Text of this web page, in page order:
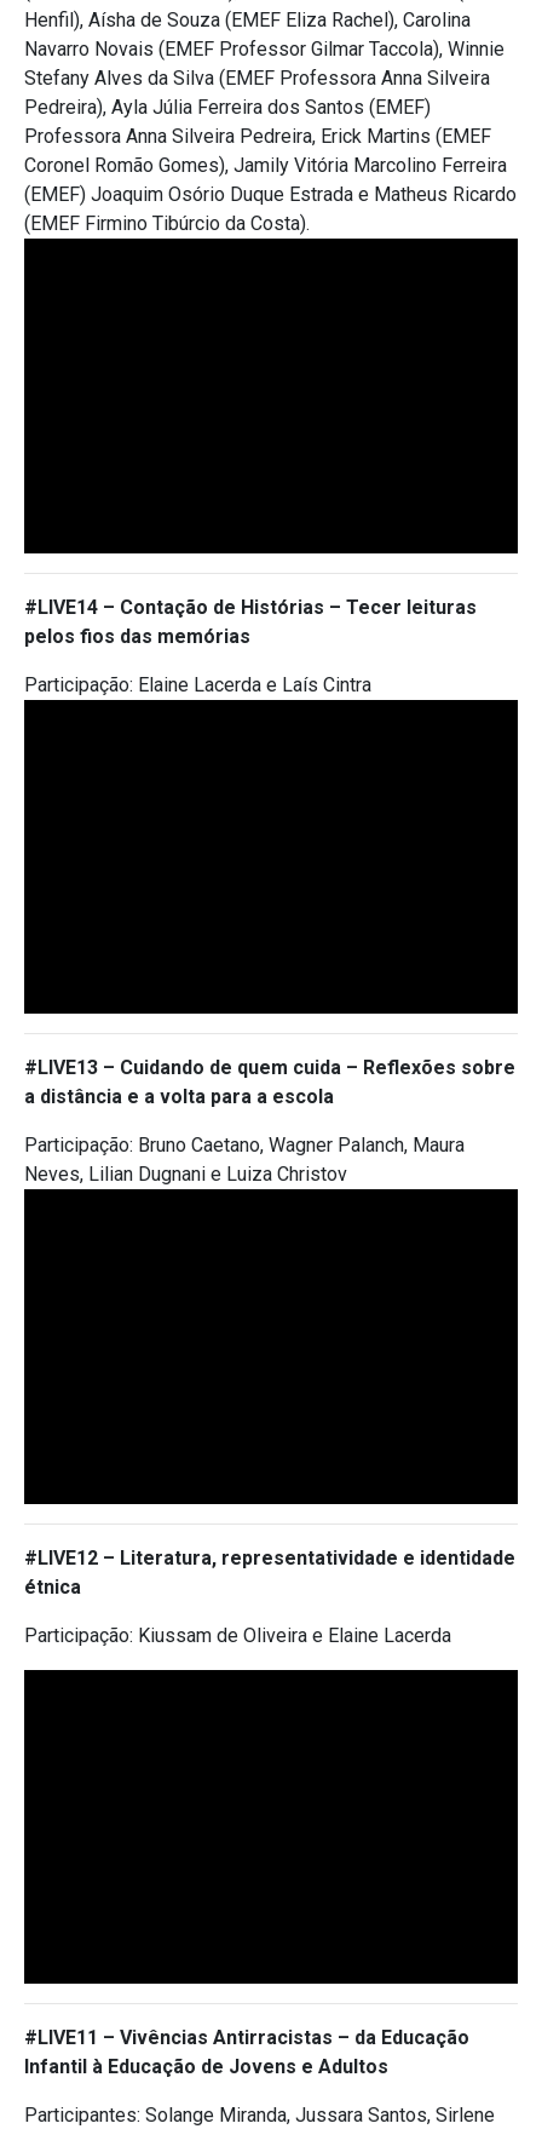
Henfil), Aísha de Souza (EMEF Eliza Rachel), Carolina
Navarro Novais (EMEF Professor Gilmar Taccola), Winnie
Stefany Alves da Silva (EMEF Professora Anna Silveira
Pedreira), Ayla Júlia Ferreira dos Santos (EMEF)
Professora Anna Silveira Pedreira, Erick Martins (EMEF
Coronel Romão Gomes), Jamily Vitória Marcolino Ferreira
(EMEF) Joaquim Osório Duque Estrada e Matheus Ricardo
(EMEF Firmino Tibúrcio da Costa).
#LIVE14 – Contação de Histórias – Tecer leituras
pelos fios das memórias
Participação: Elaine Lacerda e Laís Cintra
#LIVE13 – Cuidando de quem cuida – Reflexões sobre
a distância e a volta para a escola
Participação: Bruno Caetano, Wagner Palanch, Maura
Neves, Lilian Dugnani e Luiza Christov
#LIVE12 – Literatura, representatividade e identidade
étnica
Participação: Kiussam de Oliveira e Elaine Lacerda
#LIVE11 – Vivências Antirracistas – da Educação
Infantil à Educação de Jovens e Adultos
Participantes: Solange Miranda, Jussara Santos, Sirlene